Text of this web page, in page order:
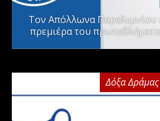
Τον Απόλλωνα Παραλιμνίου
πρεμιέρα του
Δόξα Δράμας